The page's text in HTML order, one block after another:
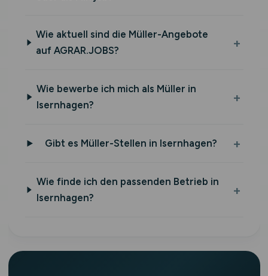
Wie aktuell sind die Müller-Angebote
auf AGRAR.JOBS?
Wie bewerbe ich mich als Müller in
Isernhagen?
Gibt es Müller-Stellen in Isernhagen?
Wie finde ich den passenden Betrieb in
Isernhagen?